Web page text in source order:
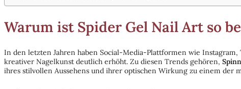
Warum ist Spider Gel Nail Art so
In den letzten Jahren haben Social-Media-Plattformen wie
kreativer Nagelkunst deutlich erhöht. Zu diesen Trends gehören,
ihres stilvollen Aussehens und ihrer optischen Wirkung zu einem der